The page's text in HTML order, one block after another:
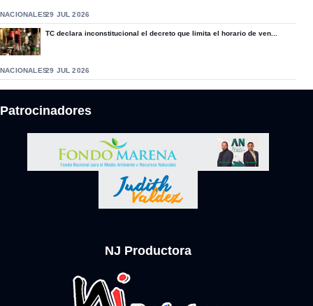
NACIONALES29 JUL 2026
TC declara inconstitucional el decreto que limita el horario de ven...
NACIONALES29 JUL 2026
Patrocinadores
NJ Productora